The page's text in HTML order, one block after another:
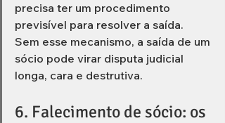
precisa ter um procedimento
previsível para resolver a saída.
Sem esse mecanismo, a saída de um
sócio pode virar disputa judicial
longa, cara e destrutiva.
6. Falecimento de sócio: os